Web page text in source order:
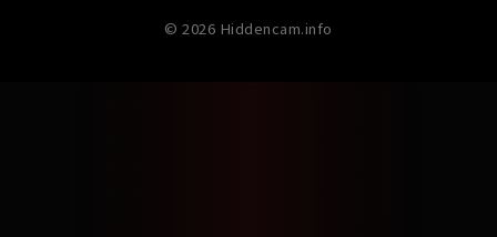
©2026 Hiddencam.info